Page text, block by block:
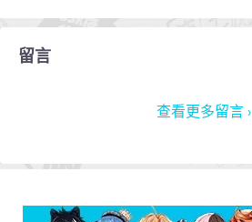
留言
查看更多留言 ›